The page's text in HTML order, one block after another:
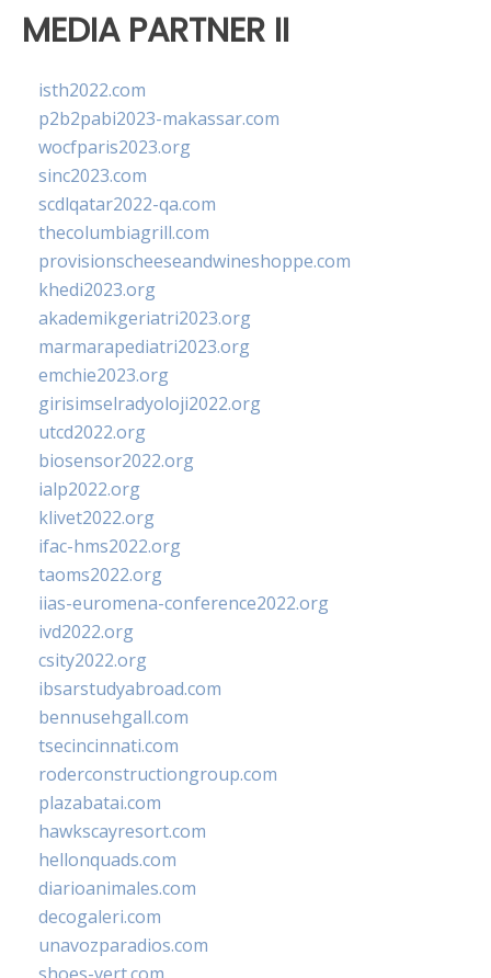
MEDIA PARTNER II
isth2022.com
p2b2pabi2023-makassar.com
wocfparis2023.org
sinc2023.com
scdlqatar2022-qa.com
thecolumbiagrill.com
provisionscheeseandwineshoppe.com
khedi2023.org
akademikgeriatri2023.org
marmarapediatri2023.org
emchie2023.org
girisimselradyoloji2022.org
utcd2022.org
biosensor2022.org
ialp2022.org
klivet2022.org
ifac-hms2022.org
taoms2022.org
iias-euromena-conference2022.org
ivd2022.org
csity2022.org
ibsarstudyabroad.com
bennusehgall.com
tsecincinnati.com
roderconstructiongroup.com
plazabatai.com
hawkscayresort.com
hellonquads.com
diarioanimales.com
decogaleri.com
unavozparadios.com